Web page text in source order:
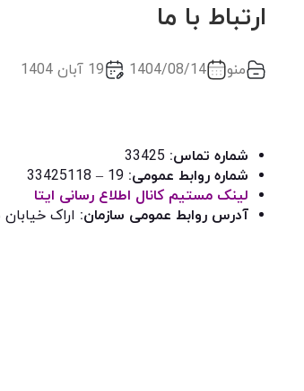
ارتباط با ما
منو 1404/08/14 19 آبان 1404
شماره تماس:
شماره روابط عمومی:
لینک مستیم کانال اطلاع رسانی ایتا
آدرس روابط عمومی سازمان: اراک